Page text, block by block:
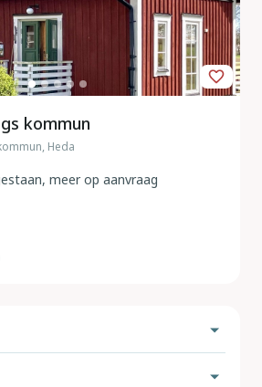
kommun
Heda
meer op aanvraag